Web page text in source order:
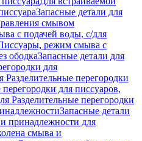
Запасные детали для
смывом
с подачей воды, с/для
режим смыва с
ободкаЗапасные детали для
для
Разделительные перегородки
для писсуаров,
Разделительные перегородки
Запасные детали
принадлежности для
смыва и